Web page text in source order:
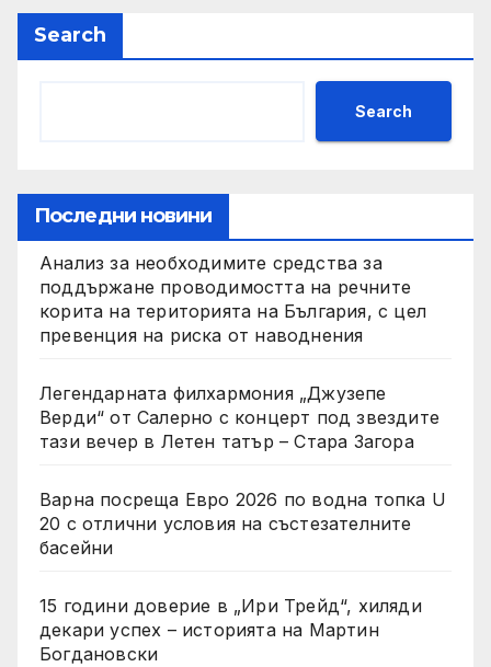
Search
Search
Последни новини
Анализ за необходимите средства за
поддържане проводимостта на речните
корита на територията на България, с цел
превенция на риска от наводнения
Легендарната филхармония „Джузепе
Верди“ от Салерно с концерт под звездите
тази вечер в Летен татър – Стара Загора
Варна посреща Евро 2026 по водна топка U
20 с отлични условия на състезателните
басейни
15 години доверие в „Ири Трейд“, хиляди
декари успех – историята на Мартин
Богдановски